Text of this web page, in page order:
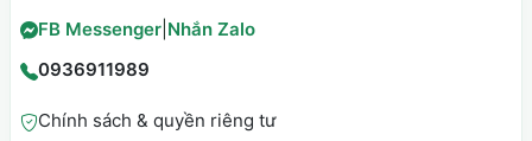
FB Messenger Nhắn Zalo
0936911989
Chính sách & quyền riêng tư